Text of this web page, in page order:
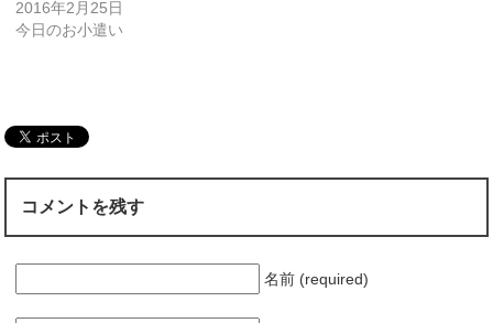
2016年2月25日
今日のお小遣い
コメントを残す
名前 (required)